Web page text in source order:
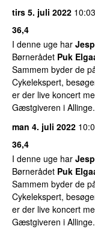
tirs 5. juli 2022 10:03
36,4
I denne uge har
Børnerådet Puk
Sammem byder de
Cykelekspert,
er der live koncert
Gæstgiveren i Allinge.
man 4. juli 2022
36,4
I denne uge har
Børnerådet Puk
Sammem byder de
Cykelekspert,
er der live koncert
Gæstgiveren i Allinge.